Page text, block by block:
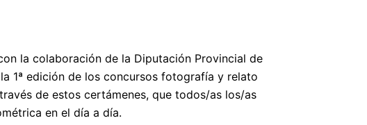
la colaboración de la Diputación Provincial de
1ª edición de los concursos fotografía y relato
de estos certámenes, que todos/as los/as
en el día a día.